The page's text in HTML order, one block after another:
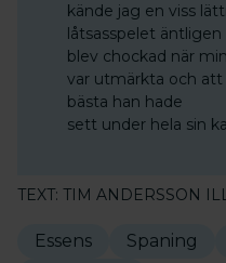
kände jag en viss
låtsasspelet äntligen
blev chockad när
var utmärkta och att
bästa han hade
sett under hela sin
TEXT: TIM ANDERSSON
Essens Spaning